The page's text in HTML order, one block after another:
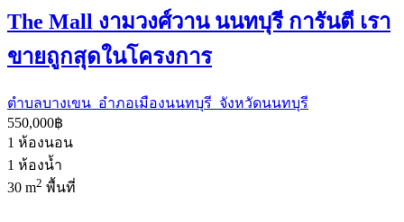
The Mall งามวงศ์วาน นนทบุรี การันตี เรา
ขายถูกสุดในโครงการ
ตำบลบางเขน อำภอเมืองนนทบุรี จังหวัดนนทบุรี
550,000฿
1 ห้องนอน
1 ห้องน้ำ
30 m2 พื้นที่